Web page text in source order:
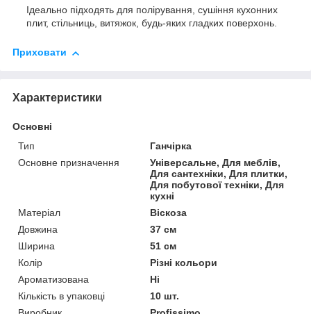
Ідеально підходять для полірування, сушіння кухонних
плит, стільниць, витяжок, будь-яких гладких поверхонь.
Приховати
Характеристики
Основні
Тип
Ганчірка
Основне призначення
Універсальне, Для меблів,
Для сантехніки, Для плитки,
Для побутової техніки, Для
кухні
Матеріал
Віскоза
Довжина
37 см
Ширина
51 см
Колір
Різні кольори
Ароматизована
Ні
Кількість в упаковці
10 шт.